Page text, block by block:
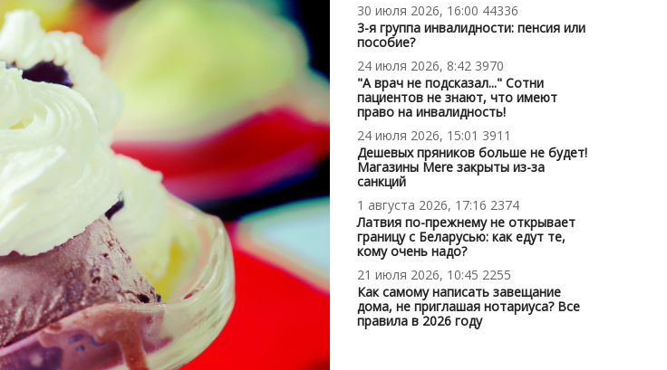
30 июля 2026, 16:00 44336
3-я группа инвалидности: пенсия или
пособие?
24 июля 2026, 8:42 3970
"А врач не подсказал..." Сотни
пациентов не знают, что имеют
право на инвалидность!
24 июля 2026, 15:01 3911
Дешевых пряников больше не будет!
Магазины Mere закрыты из-за
санкций
1 августа 2026, 17:16 2374
Латвия по-прежнему не открывает
границу с Беларусью: как едут те,
кому очень надо?
21 июля 2026, 10:45 2255
Как самому написать завещание
дома, не приглашая нотариуса? Все
правила в 2026 году